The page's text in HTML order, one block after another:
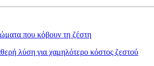
που κόβουν τη ζέστη
λύση για χαμηλότερο κόστος ζεστού